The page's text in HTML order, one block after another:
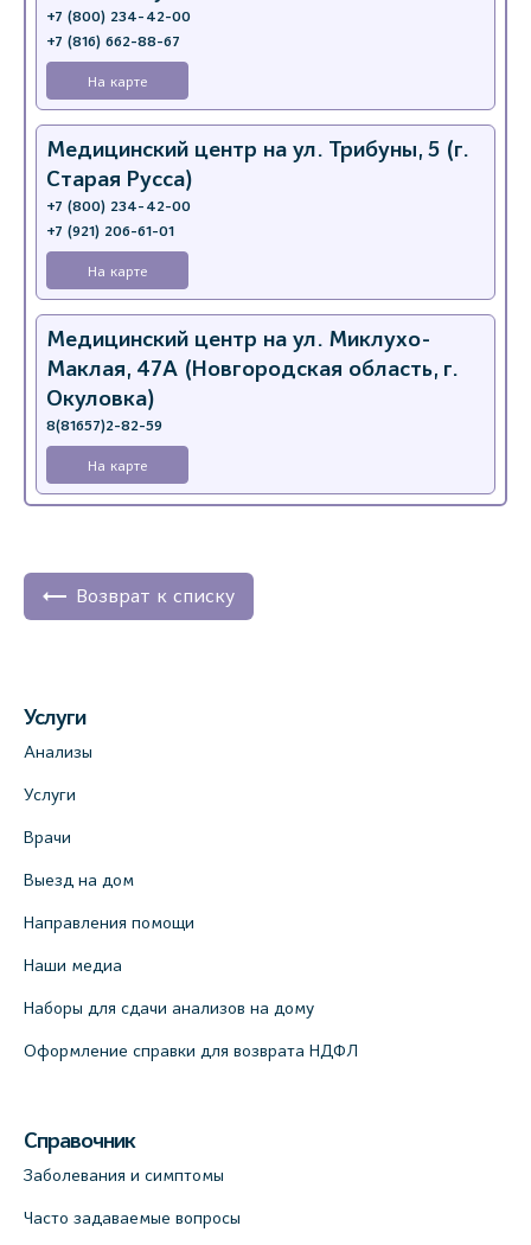
+7 (800) 234-42-00
+7 (816) 662-88-67
На карте
Медицинский центр на ул. Трибуны, 5 (г.
Старая Русса)
+7 (800) 234-42-00
+7 (921) 206-61-01
На карте
Медицинский центр на ул. Миклухо-
Маклая, 47А (Новгородская область, г.
Окуловка)
8(81657)2-82-59
На карте
Возврат к списку
Услуги
Анализы
Услуги
Врачи
Выезд на дом
Направления помощи
Наши медиа
Наборы для сдачи анализов на дому
Оформление справки для возврата НДФЛ
Справочник
Заболевания и симптомы
Часто задаваемые вопросы